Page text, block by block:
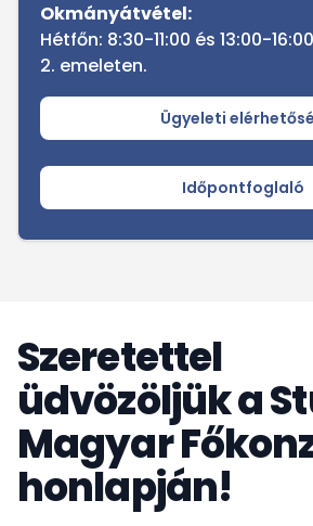
Okmányátvétel:
Hétfőn: 8:30-11:00 és 13:00-
2. emeleten.
Ügyeleti
Időpontfoglaló
Szeretettel
üdvözöljük a
Magyar
honlapján!